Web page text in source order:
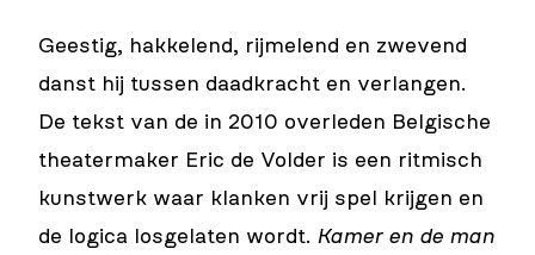
Geestig, hakkelend, rijmelend en zwevend
danst hij tussen daadkracht en verlangen.
De tekst van de in 2010 overleden Belgische
theatermaker Eric de Volder is een ritmisch
kunstwerk waar klanken vrij spel krijgen en
de logica losgelaten wordt. Kamer en de man